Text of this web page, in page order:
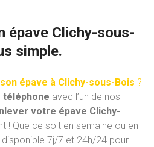
épave Clichy-sous-
simple.
épave à Clichy-sous-Bois ?
téléphone avec l’un de nos
votre épave Clichy-
! Que ce soit en semaine ou en
7j/7 et 24h/24 pour